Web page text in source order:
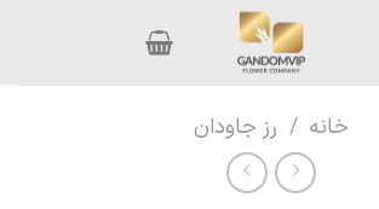
خانه / رز جاودان